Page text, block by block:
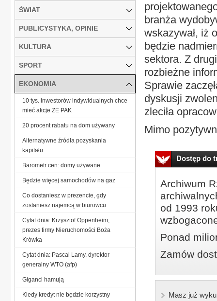
branża
wskazywał, iż
będzie
sektora. Z
rozbieżne
Sprawie
dyskusji
zleciła
Mimo
Dostęp do
Archiwum
od 1993
Ponad
Zamów
Masz już
ŚWIAT
PUBLICYSTYKA, OPINIE
KULTURA
SPORT
EKONOMIA
10 tys. inwestorów indywidualnych chce
mieć akcje ZE PAK
20 procent rabatu na dom używany
Alternatywne źródła pozyskania
kapitału
Barometr cen: domy używane
Będzie więcej samochodów na gaz
Co dostaniesz w prezencie, gdy
zostaniesz najemcą w biurowcu
Cytat dnia: Krzysztof Oppenheim,
prezes firmy Nieruchomości Boża
Krówka
Cytat dnia: Pascal Lamy, dyrektor
generalny WTO (afp)
Giganci hamują
Kiedy kredyt nie będzie korzystny